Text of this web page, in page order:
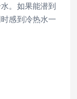
。如果能潜到
感到冷热水一